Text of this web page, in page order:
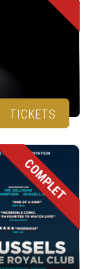
TICKETS
COMPLET